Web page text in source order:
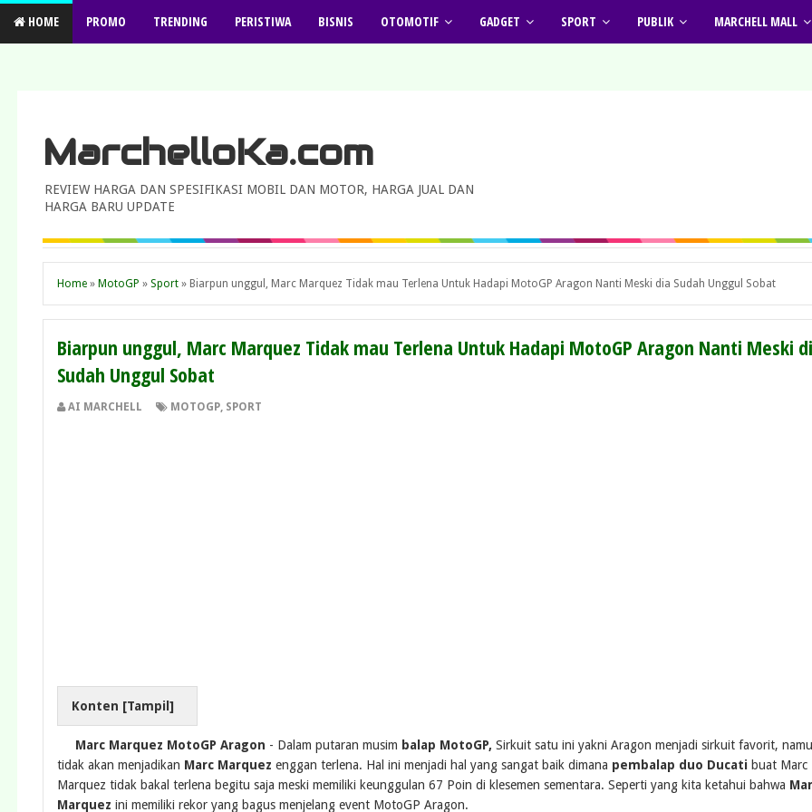
HOME PROMO TRENDING PERISTIWA BISNIS OTOMOTIF GADGET SPORT PUBLIK MARCHELL MALL
MarchelloKa.com
REVIEW HARGA DAN SPESIFIKASI MOBIL DAN MOTOR, HARGA JUAL DAN
HARGA BARU UPDATE
Home » MotoGP » Sport » Biarpun unggul, Marc Marquez Tidak mau Terlena Untuk Hadapi MotoGP Aragon Nanti Meski dia Sudah Unggul Sobat
Biarpun unggul, Marc Marquez Tidak mau Terlena Untuk Hadapi MotoGP Aragon Nanti Meski
Sudah Unggul Sobat
AI MARCHELL MOTOGP, SPORT
Konten [Tampil ]
Marc Marquez MotoGP Aragon - Dalam putaran musim balap MotoGP, Sirkuit satu ini yakni Aragon menjadi sirkuit favorit,
tidak akan menjadikan Marc Marquez enggan terlena. Hal ini menjadi hal yang sangat baik dimana pembalap duo Ducati buat Marc
Marquez tidak bakal terlena begitu saja meski memiliki keunggulan 67 Poin di klesemen sementara. Seperti yang kita ketahui bahwa
Marquez ini memiliki rekor yang bagus menjelang event MotoGP Aragon.